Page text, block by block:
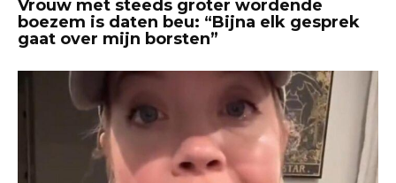
Vrouw met steeds groter wordende
boezem is daten beu: “Bijna elk gesprek
gaat over mijn borsten”